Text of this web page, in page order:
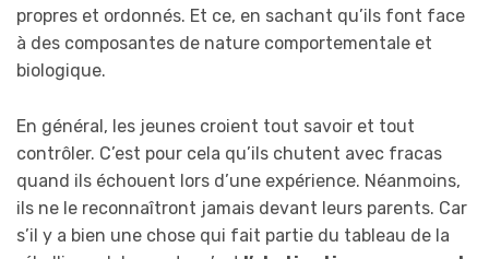
propres et ordonnés. Et ce, en sachant qu’ils font face
à des composantes de nature comportementale et
biologique.
En général, les jeunes croient tout savoir et tout
contrôler. C’est pour cela qu’ils chutent avec fracas
quand ils échouent lors d’une expérience. Néanmoins,
ils ne le reconnaîtront jamais devant leurs parents. Car
s’il y a bien une chose qui fait partie du tableau de la